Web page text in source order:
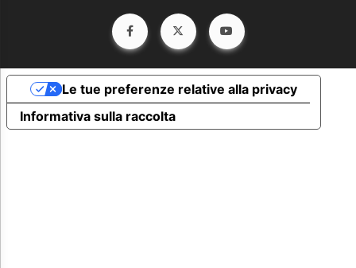
Informativa sulla raccolta
Le tue preferenze relative alla privacy